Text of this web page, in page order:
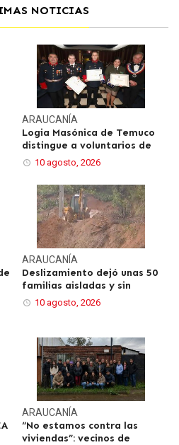
NOTICIAS
ARAUCANÍA
Logia Masónica de Temuco
distingue a voluntarios de
10 agosto, 2026
ARAUCANÍA
Deslizamiento dejó unas 50
familias aisladas y sin
10 agosto, 2026
ARAUCANÍA
“No estamos contra las
viviendas”: vecinos de